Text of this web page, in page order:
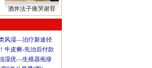
酒井法子痛哭谢罪